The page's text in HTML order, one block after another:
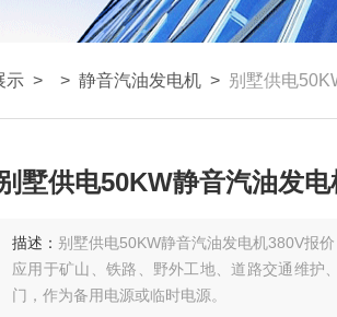
示 > > 静音汽油发电机 > 别墅供电
墅供电50KW静音汽油发
描述： 别墅供电50KW静音汽油发电机380V报价
应用于矿山、铁路、野外工地、道路交通维护
门，作为备用电源或临时电源。